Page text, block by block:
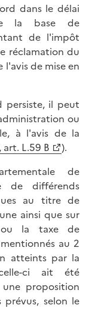
dans le délai
la base de
de l'impôt
réclamation du
de mise en
persiste, il peut
ou
à l'avis de la
art. L.59 B
).
de
de différends
au titre de
ainsi que sur
ou la taxe de
au 2
atteints par la
ci ait été
proposition
selon le